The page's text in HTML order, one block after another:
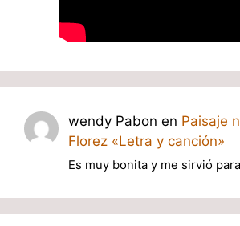
wendy Pabon en Paisaje
Florez «Letra y canción»
Es muy bonita y me sirvió